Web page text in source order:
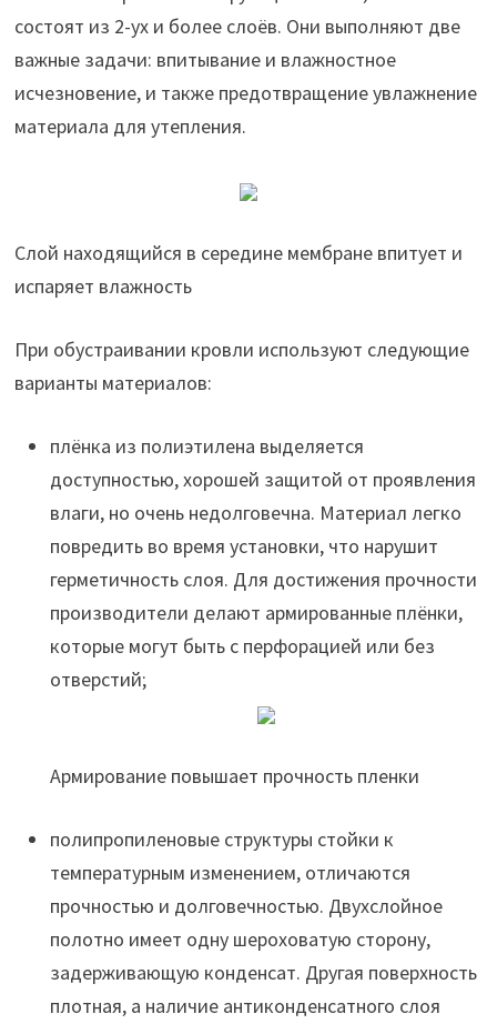
состоят из 2-ух и более слоёв. Они выполняют две
важные задачи: впитывание и влажностное
исчезновение, и также предотвращение увлажнение
материала для утепления.
Слой находящийся в середине мембране впитует и
испаряет влажность
При обустраивании кровли используют следующие
варианты материалов:
плёнка из полиэтилена выделяется
доступностью, хорошей защитой от проявления
влаги, но очень недолговечна. Материал легко
повредить во время установки, что нарушит
герметичность слоя. Для достижения прочности
производители делают армированные плёнки,
которые могут быть с перфорацией или без
отверстий;
Армирование повышает прочность пленки
полипропиленовые структуры стойки к
температурным изменением, отличаются
прочностью и долговечностью. Двухслойное
полотно имеет одну шероховатую сторону,
задерживающую конденсат. Другая поверхность
плотная, а наличие антиконденсатного слоя